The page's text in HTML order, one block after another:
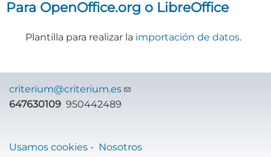
Para OpenOffice.org o LibreOffice
Plantilla para realizar la importación de datos.
criterium@criterium.es
647630109 950442489
Usamos cookies - Nosotros